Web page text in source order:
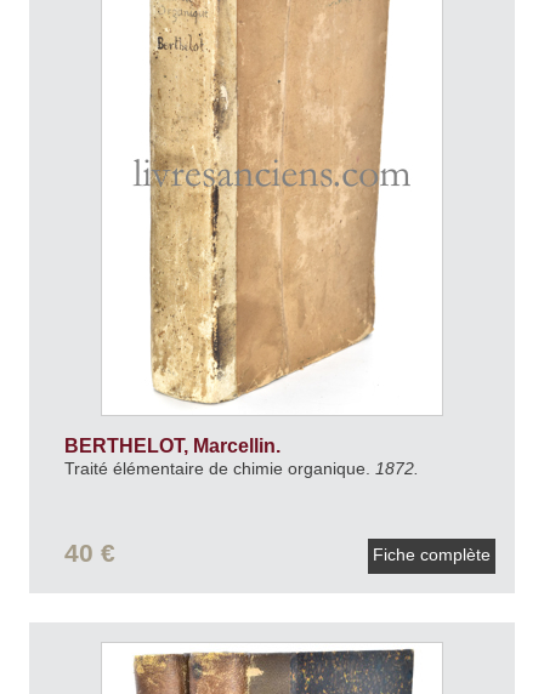
BERTHELOT, Marcellin.
Traité élémentaire de chimie organique. 1872.
40 € Fiche complète